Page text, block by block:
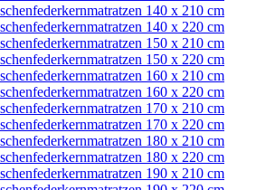
140 x 210 cm
140 x 220 cm
150 x 210 cm
150 x 220 cm
160 x 210 cm
160 x 220 cm
170 x 210 cm
170 x 220 cm
180 x 210 cm
180 x 220 cm
190 x 210 cm